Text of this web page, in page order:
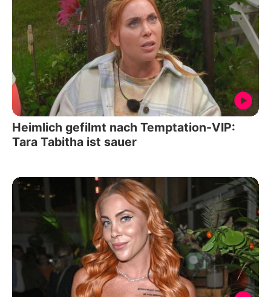
Heimlich gefilmt nach Temptation-VIP:
Tara Tabitha ist sauer